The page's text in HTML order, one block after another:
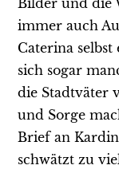
Bilder und die
immer auch
Caterina
sich sogar
die Stadtväter
und Sorge
Brief an
schwätzt zu